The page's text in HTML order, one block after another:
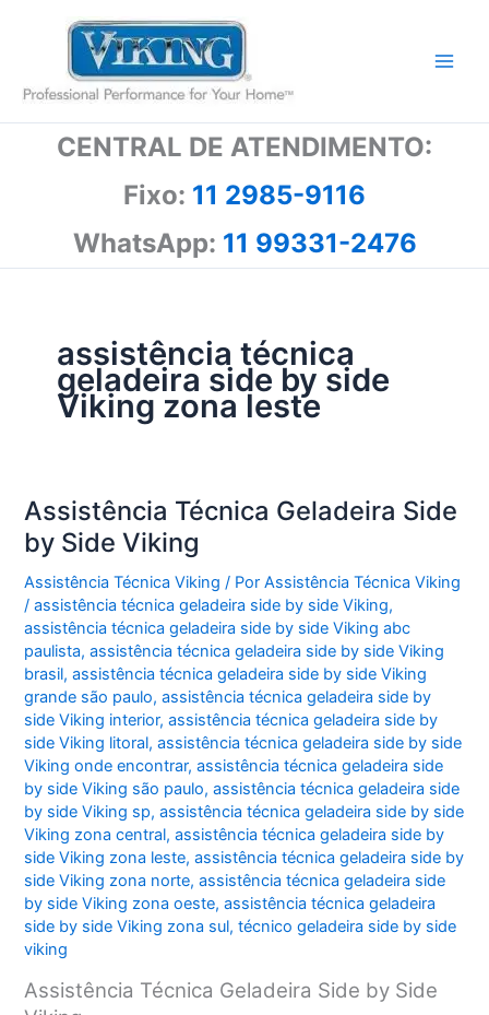
conteúdo
CENTRAL DE ATENDIMENTO:
Fixo: 11 2985-9116
WhatsApp: 11 99331-2476
assistência técnica
geladeira side by side
Viking zona leste
Assistência Técnica Geladeira Side
by Side Viking
Assistência Técnica Viking / PorAssistência Técnica Viking
/assistência técnica geladeira side by side Viking,
assistência técnica geladeira side by side Viking abc
paulista,assistência técnica geladeira side by side Viking
brasil,assistência técnica geladeira side by side Viking
grande são paulo,assistência técnica geladeira side by
side Viking interior,assistência técnica geladeira side by
side Viking litoral,assistência técnica geladeira side by side
Viking onde encontrar,assistência técnica geladeira side
by side Viking são paulo,assistência técnica geladeira side
by side Viking sp,assistência técnica geladeira side by side
Viking zona central,assistência técnica geladeira side by
side Viking zona leste,assistência técnica geladeira side by
side Viking zona norte,assistência técnica geladeira side
by side Viking zona oeste,assistência técnica geladeira
side by side Viking zona sul,técnico geladeira side by side
viking
Assistência Técnica Geladeira Side by Side